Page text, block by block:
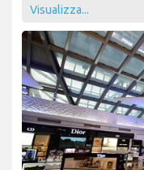
in
Visualizza...